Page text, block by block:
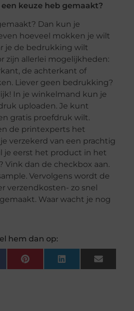
keuze heb gemaakt?
Dan kun je
hoeveel mokken je wilt
je de bedrukking wilt
zijn allerlei mogelijkheden:
de achterkant of
Liever geen bedrukking?
In je winkelmand kun je
uploaden. Je kunt
gratis proefdruk wilt.
de printexperts het
verzekerd van een prachtig
je eerst het product in het
Vink dan de checkbox aan.
Vervolgens wordt de
verzendkosten- zo snel
Waar wacht je nog
hem dan op:
PinterestLinkedInEmail